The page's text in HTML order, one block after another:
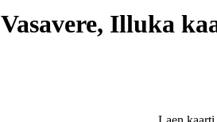
Vasavere, Illuka